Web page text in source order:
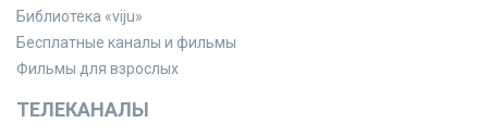
Библиотека «viju»
Бесплатные каналы и фильмы
Фильмы для взрослых
ТЕЛЕКАНАЛЫ